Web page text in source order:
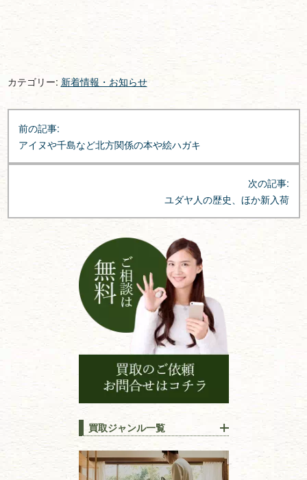
カテゴリー: 新着情報・お知らせ
投
稿
ナ
ビ
ョ
前の記事:
アイヌや千島など北方関係の本や絵ハガキ
次の記事:
ユダヤ人の歴史、ほか新入荷
買取ジャンル一覧
江戸時代の書物
唐本・漢籍・